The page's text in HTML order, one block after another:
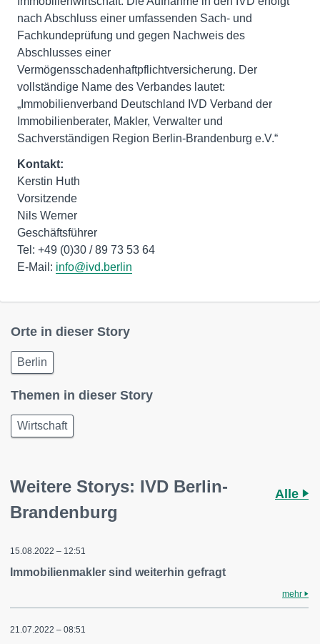
nach Abschluss einer umfassenden Sach- und
Fachkundeprüfung und gegen Nachweis des
Abschlusses einer
Vermögensschadenhaftpflichtversicherung. Der
vollständige Name des Verbandes lautet:
„Immobilienverband Deutschland IVD Verband der
Immobilienberater, Makler, Verwalter und
Sachverständigen Region Berlin-Brandenburg e.V.“
Kontakt:
Kerstin Huth
Vorsitzende
Nils Werner
Geschäftsführer
Tel: +49 (0)30 / 89 73 53 64
E-Mail: info@ivd.berlin
Orte in dieser Story
Berlin
Themen in dieser Story
Wirtschaft
Weitere Storys: IVD Berlin-
Brandenburg
Alle
15.08.2022 – 12:51
Immobilienmakler sind weiterhin gefragt
mehr
21.07.2022 – 08:51